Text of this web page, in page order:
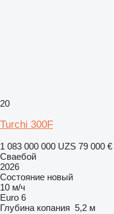
20
Turchi 300F
1 083 000 000 UZS 79 000 €
Сваебой
2026
Состояние новый
10 м/ч
Euro 6
Глубина копания 5,2 м